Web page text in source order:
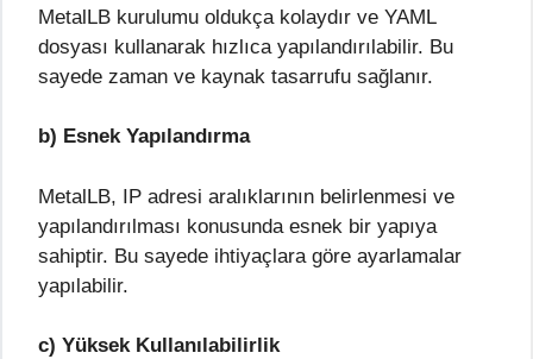
MetalLB kurulumu oldukça kolaydır ve YAML
dosyası kullanarak hızlıca yapılandırılabilir. Bu
sayede zaman ve kaynak tasarrufu sağlanır.
b) Esnek Yapılandırma
MetalLB, IP adresi aralıklarının belirlenmesi ve
yapılandırılması konusunda esnek bir yapıya
sahiptir. Bu sayede ihtiyaçlara göre ayarlamalar
yapılabilir.
c) Yüksek Kullanılabilirlik